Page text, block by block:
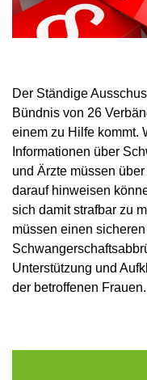
Der Ständige
Bündnis von 26
einem zu Hilfe kommt.
Informationen über
und Ärzte müssen
darauf hinweisen
sich damit strafbar zu
müssen einen
Unterstützung und
der betroffenen Frauen.